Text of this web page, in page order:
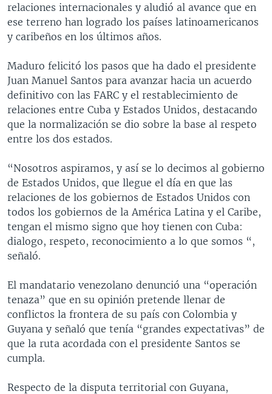
relaciones internacionales y aludió al avance que en
ese terreno han logrado los países latinoamericanos
y caribeños en los últimos años.
Maduro felicitó los pasos que ha dado el presidente
Juan Manuel Santos para avanzar hacia un acuerdo
definitivo con las FARC y el restablecimiento de
relaciones entre Cuba y Estados Unidos, destacando
que la normalización se dio sobre la base al respeto
entre los dos estados.
“Nosotros aspiramos, y así se lo decimos al gobierno
de Estados Unidos, que llegue el día en que las
relaciones de los gobiernos de Estados Unidos con
todos los gobiernos de la América Latina y el Caribe,
tengan el mismo signo que hoy tienen con Cuba:
dialogo, respeto, reconocimiento a lo que somos “,
señaló.
El mandatario venezolano denunció una “operación
tenaza” que en su opinión pretende llenar de
conflictos la frontera de su país con Colombia y
Guyana y señaló que tenía “grandes expectativas” de
que la ruta acordada con el presidente Santos se
cumpla.
Respecto de la disputa territorial con Guyana,